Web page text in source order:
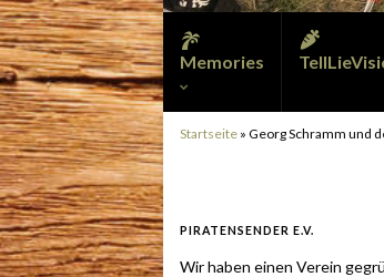
Memories
Startseite » Georg Schramm und
PIRATENSENDER E.V.
Wir haben einen Verein